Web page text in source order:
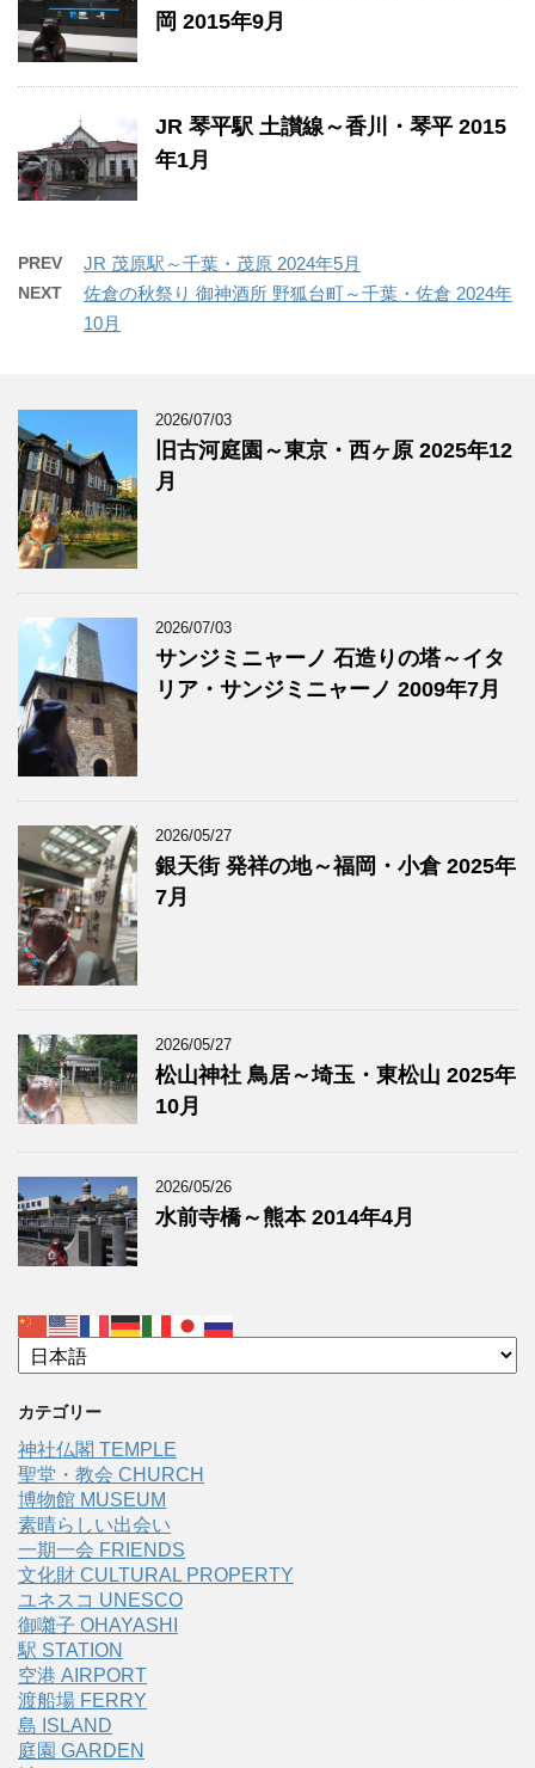
岡 2015年9月
JR 琴平駅 土讃線～香川・琴平 2015
年1月
PREV JR 茂原駅～千葉・茂原 2024年5月
NEXT
佐倉の秋祭り 御神酒所 野狐台町～千葉・佐倉 2024年
10月
2026/07/03
旧古河庭園～東京・西ヶ原 2025年12
月
2026/07/03
サンジミニャーノ 石造りの塔～イタ
リア・サンジミニャーノ 2009年7月
2026/05/27
銀天街 発祥の地～福岡・小倉 2025年
7月
2026/05/27
松山神社 鳥居～埼玉・東松山 2025年
10月
2026/05/26
水前寺橋～熊本 2014年4月
カテゴリー
神社仏閣 TEMPLE
聖堂・教会 CHURCH
博物館 MUSEUM
素晴らしい出会い
一期一会 FRIENDS
文化財 CULTURAL PROPERTY
ユネスコ UNESCO
御囃子 OHAYASHI
駅 STATION
空港 AIRPORT
渡船場 FERRY
島 ISLAND
庭園 GARDEN